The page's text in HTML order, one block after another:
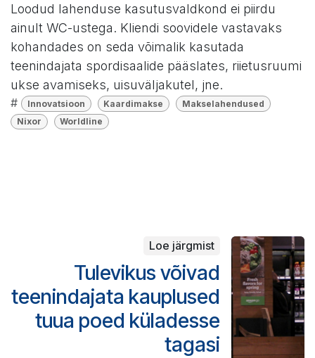
Loodud lahenduse kasutusvaldkond ei piirdu
ainult WC-ustega. Kliendi soovidele vastavaks
kohandades on seda võimalik kasutada
teenindajata spordisaalide pääslates, riietusruumi
ukse avamiseks, uisuväljakutel, jne.
# Innovatsioon Kaardimakse
Makselahendused
Nixor
Worldline
Loe järgmist
Tulevikus võivad
teenindajata kauplused
tuua poed küladesse
tagasi